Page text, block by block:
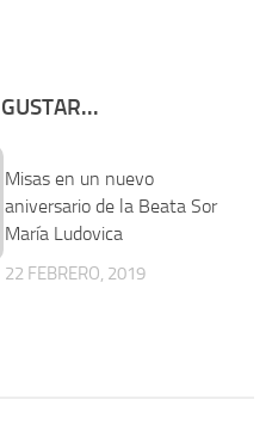
Misas en un nuevo
aniversario de la Beata Sor
María Ludovica
22 FEBRERO, 2019